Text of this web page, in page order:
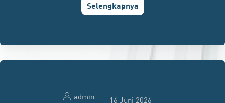
Selengkapnya
admin 16 Juni 2026